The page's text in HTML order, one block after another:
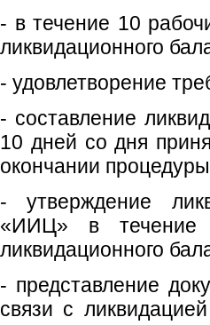
- в течение 10
ликвидационного
- удовлетворение
- составление
10 дней со дня
окончании
- утверждение
«ИИЦ» в течение
ликвидационного
- представление
связи с